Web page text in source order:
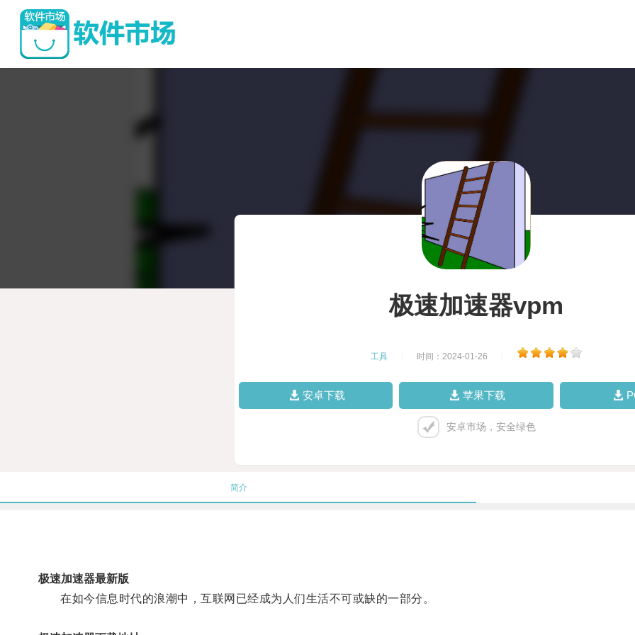
极速加速器vpm
工具 时间：2024-01-26
安卓下载 苹果下载
安卓市场，安全绿色
简介
极速加速器最新版
在如今信息时代的浪潮中，互联网已经成为人们生活不可或缺的一部分。